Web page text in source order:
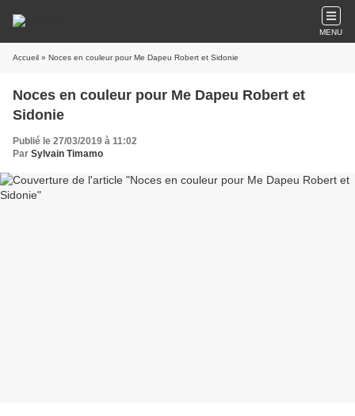
MENU
Accueil » Noces en couleur pour Me Dapeu Robert et Sidonie
Noces en couleur pour Me Dapeu Robert et
Sidonie
Publié le 27/03/2019 à 11:02
Par Sylvain Timamo